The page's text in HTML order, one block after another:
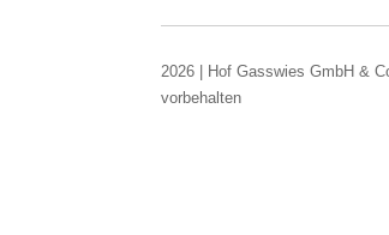
2026 | Hof Gasswies GmbH &
vorbehalten